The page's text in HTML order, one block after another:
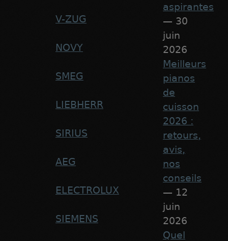
V-ZUG
NOVY
SMEG
LIEBHERR
SIRIUS
AEG
ELECTROLUX
SIEMENS
aspirantes
— 30
juin
2026
Meilleurs
pianos
de
cuisson
2026 :
retours,
avis,
nos
conseils
— 12
juin
2026
Quel